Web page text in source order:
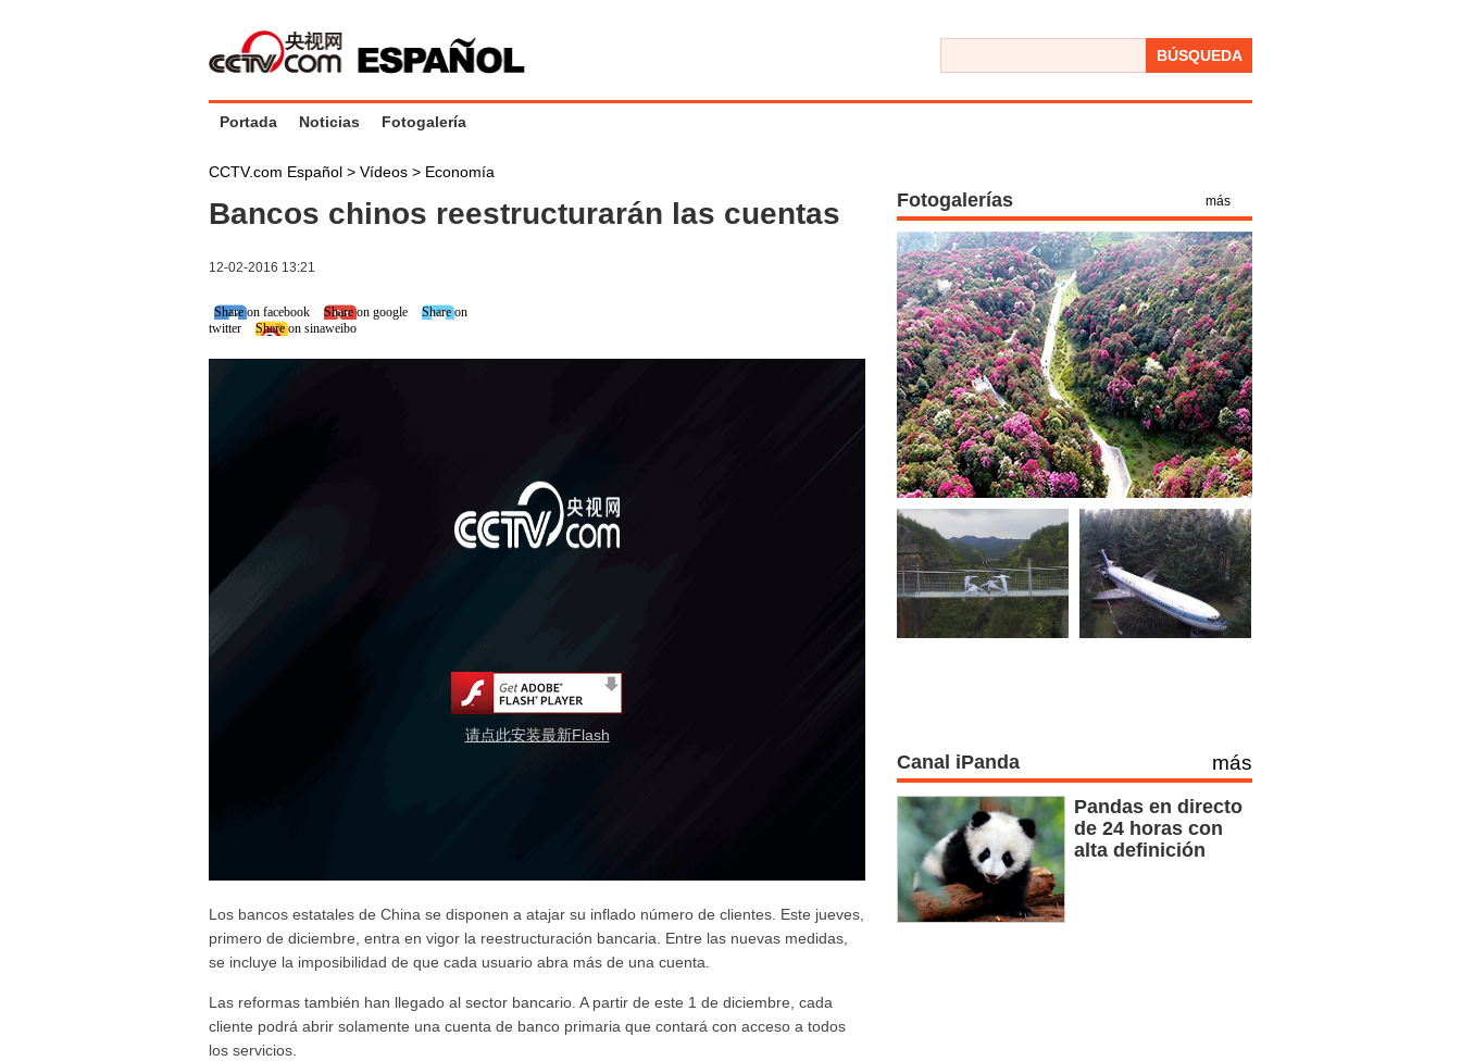
BÚSQUEDA
Portada Noticias Fotogalería
CCTV.com Español > Vídeos > Economía
Bancos chinos reestructurarán las cuentas
12-02-2016 13:21
Share on facebook Share on google
Share on
twitter
Share on sinaweibo
请点此安装最新Flash
Los bancos estatales de China se disponen a atajar su inflado número de clientes. Este jueves,
primero de diciembre, entra en vigor la reestructuración bancaria. Entre las nuevas medidas,
se incluye la imposibilidad de que cada usuario abra más de una cuenta.
Las reformas también han llegado al sector bancario. A partir de este 1 de diciembre, cada
cliente podrá abrir solamente una cuenta de banco primaria que contará con acceso a todos
los servicios.
Fotogalerías más
Canal iPanda más
Pandas en directo
de 24 horas con
alta definición